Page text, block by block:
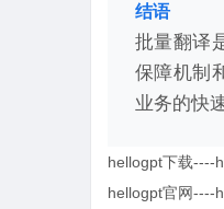
结语
批量翻译
保障机制
业务的快
hellogpt下载----
hellogpt官网----